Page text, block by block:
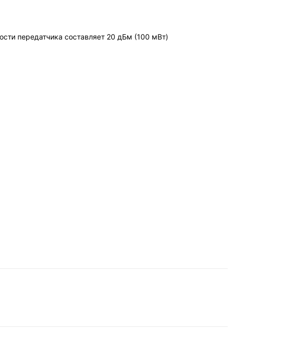
передатчика составляет 20 дБм (100 мВт)